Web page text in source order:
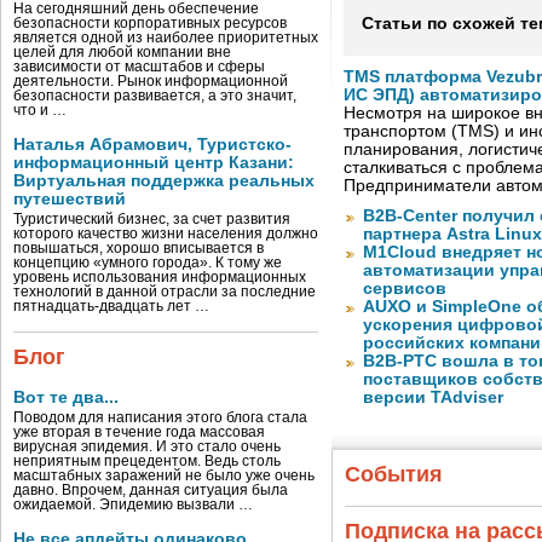
На сегодняшний день обеспечение
безопасности корпоративных ресурсов
является одной из наиболее приоритетных
целей для любой компании вне
зависимости от масштабов и сферы
деятельности. Рынок информационной
безопасности развивается, а это значит,
что и …
Наталья Абрамович, Туристско-
информационный центр Казани:
Виртуальная поддержка реальных
путешествий
Туристический бизнес, за счет развития
которого качество жизни населения должно
повышаться, хорошо вписывается в
концепцию «умного города». К тому же
уровень использования информационных
технологий в данной отрасли за последние
пятнадцать-двадцать лет …
Блог
Вот те два...
Поводом для написания этого блога стала
уже вторая в течение года массовая
вирусная эпидемия. И это стало очень
неприятным прецедентом. Ведь столь
масштабных заражений не было уже очень
давно. Впрочем, данная ситуация была
ожидаемой. Эпидемию вызвали …
Статьи по схожей
TMS платформа
ИС ЭПД)
Несмотря на широкое
транспортом (TMS) и
планирования,
сталкиваться с
Предприниматели
B2B-Center получил
партнера Astra Linux
M1Cloud внедряет
автоматизации
сервисов
AUXO и SimpleOne
ускорения
российских
B2B-РТС вошла в
поставщиков
версии TAdviser
События
Подписка на